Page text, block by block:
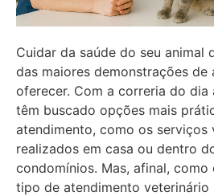
Cuidar da saúde do seu animal
das maiores demonstrações
oferecer. Com a correria do
têm buscado opções mais
atendimento, como os serviços
realizados em casa ou dentro
condomínios. Mas, afinal, como
tipo de atendimento veterinário